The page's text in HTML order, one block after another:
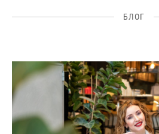
БЛОГ